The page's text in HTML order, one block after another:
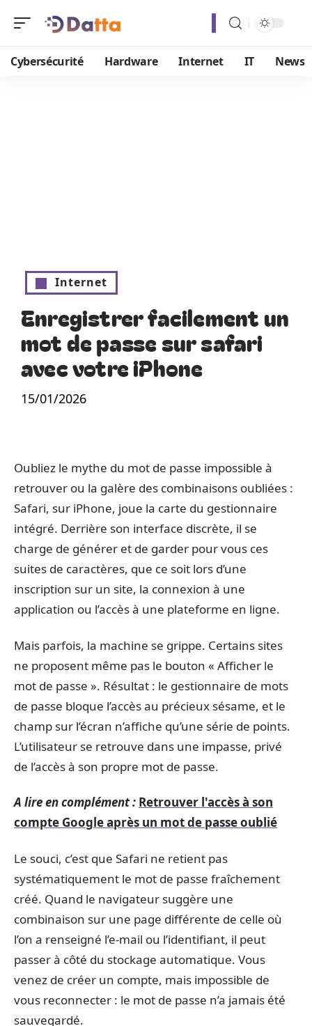
Cybersécurité Hardware Internet IT News
Internet
Enregistrer facilement un
mot de passe sur safari
avec votre iPhone
15/01/2026
Oubliez le mythe du mot de passe impossible à
retrouver ou la galère des combinaisons oubliées :
Safari, sur iPhone, joue la carte du gestionnaire
intégré. Derrière son interface discrète, il se
charge de générer et de garder pour vous ces
suites de caractères, que ce soit lors d’une
inscription sur un site, la connexion à une
application ou l’accès à une plateforme en ligne.
Mais parfois, la machine se grippe. Certains sites
ne proposent même pas le bouton « Afficher le
mot de passe ». Résultat : le gestionnaire de mots
de passe bloque l’accès au précieux sésame, et le
champ sur l’écran n’affiche qu’une série de points.
L’utilisateur se retrouve dans une impasse, privé
de l’accès à son propre mot de passe.
A lire en complément : Retrouver l'accès à son
compte Google après un mot de passe oublié
Le souci, c’est que Safari ne retient pas
systématiquement le mot de passe fraîchement
créé. Quand le navigateur suggère une
combinaison sur une page différente de celle où
l’on a renseigné l’e-mail ou l’identifiant, il peut
passer à côté du stockage automatique. Vous
venez de créer un compte, mais impossible de
vous reconnecter : le mot de passe n’a jamais été
sauvegardé.